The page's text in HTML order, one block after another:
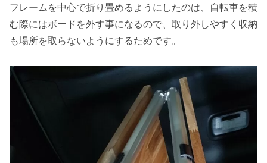
フレームを中心で折り畳めるようにしたのは、自転車を積
む際にはボードを外す事になるので、取り外しやすく収納
も場所を取らないようにするためです。